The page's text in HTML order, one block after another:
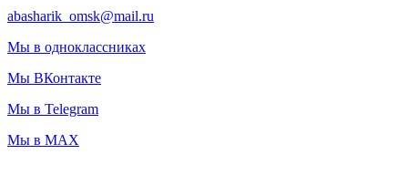
abasharik_omsk@mail.ru
Мы в одноклассниках
Мы ВКонтакте
Мы в Telegram
Мы в MAX